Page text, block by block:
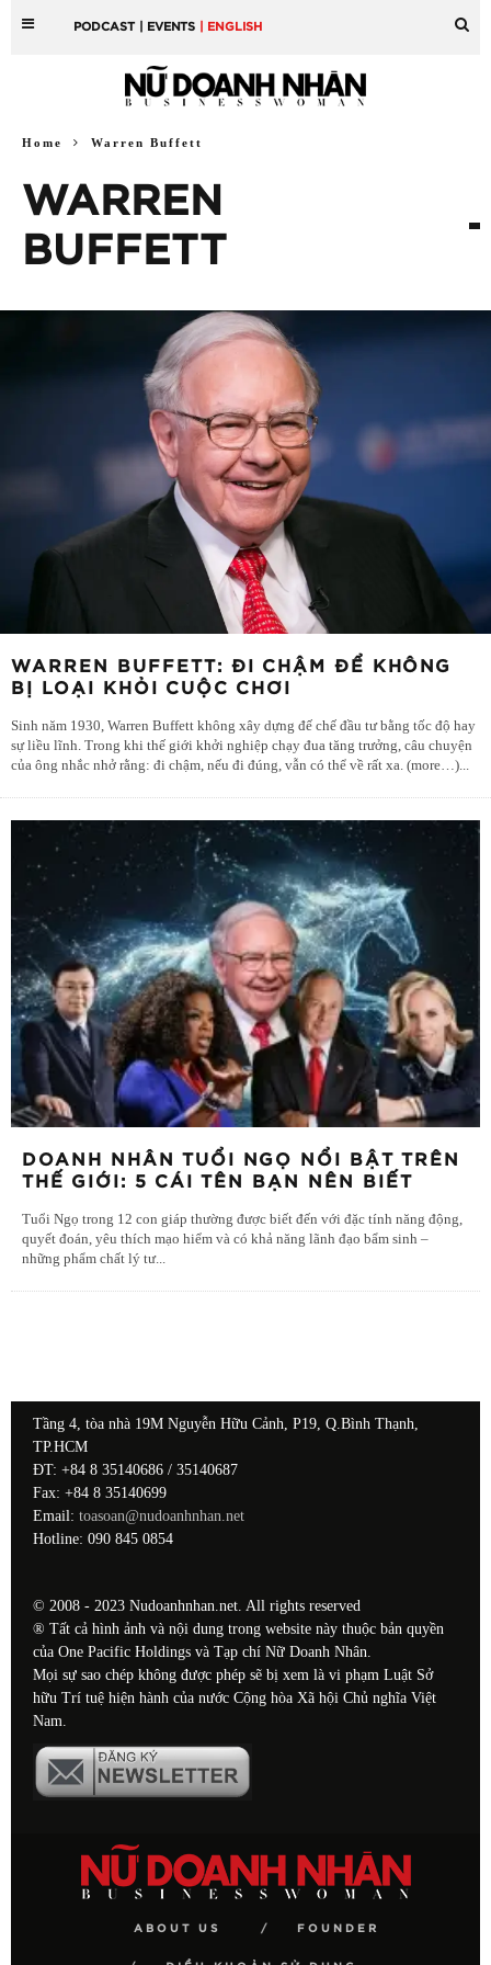
PODCAST | EVENTS | ENGLISH
Home Warren Buffett
WARREN
BUFFETT
WARREN BUFFETT: ĐI CHẬM ĐỂ KHÔNG
BỊ LOẠI KHỎI CUỘC CHƠI
Sinh năm 1930, Warren Buffett không xây dựng đế chế đầu tư bằng tốc độ hay
sự liều lĩnh. Trong khi thế giới khởi nghiệp chạy đua tăng trưởng, câu chuyện
của ông nhắc nhở rằng: đi chậm, nếu đi đúng, vẫn có thể về rất xa. (more…)...
DOANH NHÂN TUỔI NGỌ NỔI BẬT TRÊN
THẾ GIỚI: 5 CÁI TÊN BẠN NÊN BIẾT
Tuổi Ngọ trong 12 con giáp thường được biết đến với đặc tính năng động,
quyết đoán, yêu thích mạo hiểm và có khả năng lãnh đạo bẩm sinh –
những phẩm chất lý tư...
Tầng 4, tòa nhà 19M Nguyễn Hữu Cảnh, P19, Q.Bình Thạnh,
TP.HCM
ĐT: +84 8 35140686 / 35140687
Fax: +84 8 35140699
Email: toasoan@nudoanhnhan.net
Hotline: 090 845 0854
© 2008 - 2023 Nudoanhnhan.net. All rights reserved
® Tất cả hình ảnh và nội dung trong website này thuộc bản quyền
của One Pacific Holdings và Tạp chí Nữ Doanh Nhân.
Mọi sự sao chép không được phép sẽ bị xem là vi phạm Luật Sở
hữu Trí tuệ hiện hành của nước Cộng hòa Xã hội Chủ nghĩa Việt
Nam.
ABOUT US FOUNDER